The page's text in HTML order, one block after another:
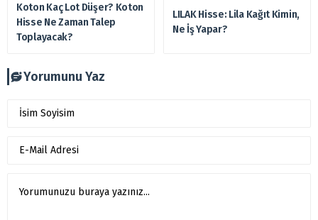
Koton Kaç Lot Düşer? Koton
Hisse Ne Zaman Talep
Toplayacak?
LILAK Hisse: Lila Kağıt Kimin,
Ne İş Yapar?
Yorumunu Yaz